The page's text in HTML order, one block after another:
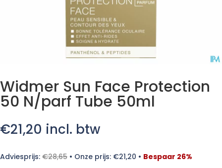
Widmer Sun Face Protection
50 N/parf Tube 50ml
€21,20 incl. btw
Adviesprijs: €28,65 • Onze prijs: €21,20 • Bespaar 26%